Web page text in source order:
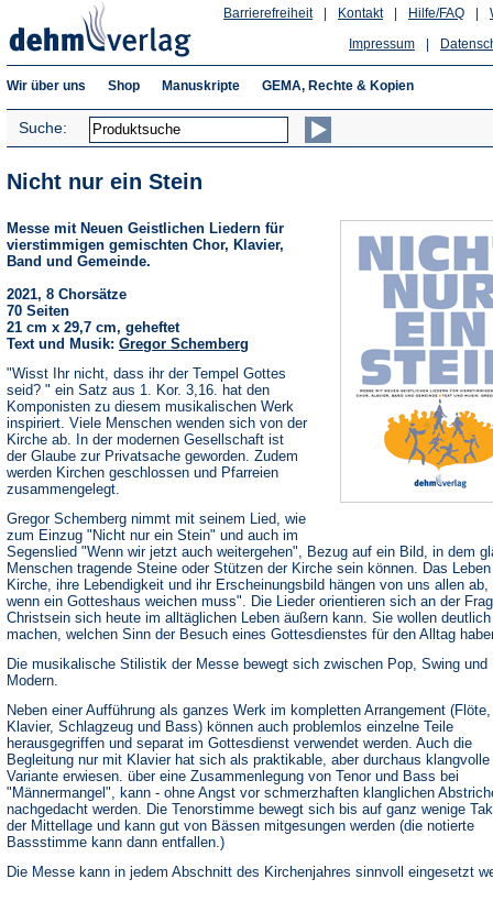
Hilfe/FAQ
Kontakt
Barrierefreiheit
Impressum
Wir über uns Shop Manuskripte GEMA, Rechte & Kopien
Suche:
Nicht nur ein Stein
Messe mit Neuen Geistlichen Liedern für
vierstimmigen gemischten Chor, Klavier,
Band und Gemeinde.
2021, 8 Chorsätze
70 Seiten
21 cm x 29,7 cm, geheftet
Text und Musik: Gregor Schemberg
"Wisst Ihr nicht, dass ihr der Tempel Gottes
seid? " ein Satz aus 1. Kor. 3,16. hat den
Komponisten zu diesem musikalischen Werk
inspiriert. Viele Menschen wenden sich von der
Kirche ab. In der modernen Gesellschaft ist
der Glaube zur Privatsache geworden. Zudem
werden Kirchen geschlossen und Pfarreien
zusammengelegt.
Gregor Schemberg nimmt mit seinem Lied, wie
zum Einzug "Nicht nur ein Stein" und auch im
Segenslied "Wenn wir jetzt auch weitergehen", Bezug auf ein Bild, in dem
Menschen tragende Steine oder Stützen der Kirche sein können. Das
Kirche, ihre Lebendigkeit und ihr Erscheinungsbild hängen von uns allen
wenn ein Gotteshaus weichen muss". Die Lieder orientieren sich an der
Christsein sich heute im alltäglichen Leben äußern kann. Sie wollen deutlich
machen, welchen Sinn der Besuch eines Gottesdienstes für den Alltag
Die musikalische Stilistik der Messe bewegt sich zwischen Pop, Swing und
Modern.
Neben einer Aufführung als ganzes Werk im kompletten Arrangement (Flöte,
Klavier, Schlagzeug und Bass) können auch problemlos einzelne Teile
herausgegriffen und separat im Gottesdienst verwendet werden. Auch die
Begleitung nur mit Klavier hat sich als praktikable, aber durchaus klangvolle
Variante erwiesen. über eine Zusammenlegung von Tenor und Bass bei
"Männermangel", kann - ohne Angst vor schmerzhaften klanglichen
nachgedacht werden. Die Tenorstimme bewegt sich bis auf ganz wenige
der Mittellage und kann gut von Bässen mitgesungen werden (die notierte
Bassstimme kann dann entfallen.)
Die Messe kann in jedem Abschnitt des Kirchenjahres sinnvoll eingesetzt